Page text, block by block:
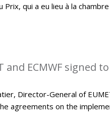
qui a eu lieu à la
and ECMWF signed
Director-General of
agreements on the